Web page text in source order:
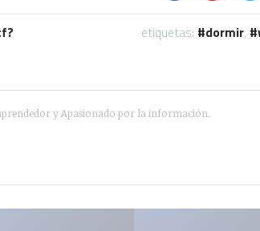
etiquetas: dormir,
y Apasionado por la información.